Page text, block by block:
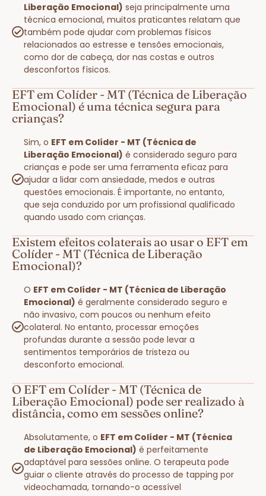
Liberação Emocional) seja principalmente uma
técnica emocional, muitos praticantes relatam que
também pode ajudar com problemas físicos
relacionados ao estresse e tensões emocionais,
como dor de cabeça, dor nas costas e outros
desconfortos físicos.
EFT em Colíder - MT (Técnica de Liberação
Emocional) é uma técnica segura para
crianças?
Sim, o EFT em Colíder - MT (Técnica de
Liberação Emocional) é considerado seguro para
crianças e pode ser uma ferramenta eficaz para
ajudar a lidar com ansiedade, medos e outras
questões emocionais. É importante, no entanto,
que seja conduzido por um profissional qualificado
quando usado com crianças.
Existem efeitos colaterais ao usar o EFT em
Colíder - MT (Técnica de Liberação
Emocional)?
O EFT em Colíder - MT (Técnica de Liberação
Emocional) é geralmente considerado seguro e
não invasivo, com poucos ou nenhum efeito
colateral. No entanto, processar emoções
profundas durante a sessão pode levar a
sentimentos temporários de tristeza ou
desconforto emocional.
O EFT em Colíder - MT (Técnica de
Liberação Emocional) pode ser realizado à
distância, como em sessões online?
Absolutamente, o EFT em Colíder - MT (Técnica
de Liberação Emocional) é perfeitamente
adaptável para sessões online. O terapeuta pode
guiar o cliente através do processo de tapping por
videochamada, tornando-o acessível